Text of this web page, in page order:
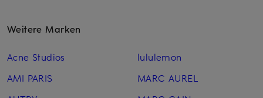
Weitere Marken
Acne Studios
AMI PARIS
lululemon
MARC AUREL